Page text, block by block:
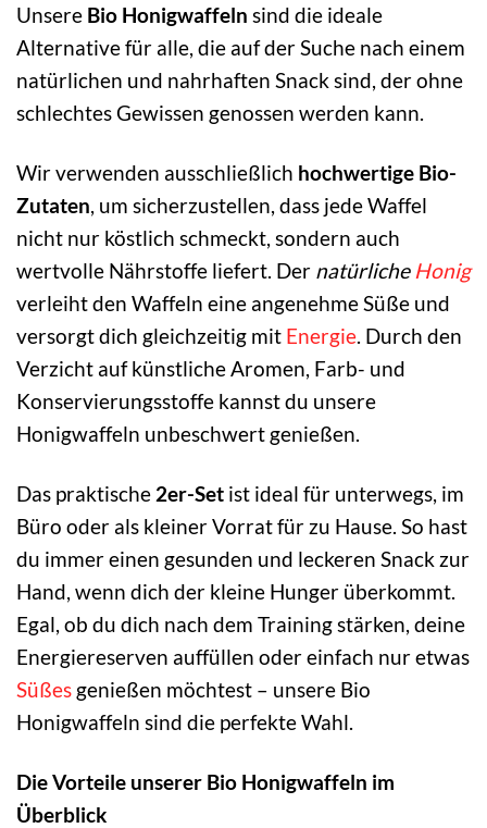
Unsere Bio Honigwaffeln sind die ideale
Alternative für alle, die auf der Suche nach einem
natürlichen und nahrhaften Snack sind, der ohne
schlechtes Gewissen genossen werden kann.
Wir verwenden ausschließlich hochwertige Bio-
Zutaten, um sicherzustellen, dass jede Waffel
nicht nur köstlich schmeckt, sondern auch
wertvolle Nährstoffe liefert. Der natürliche Honig
verleiht den Waffeln eine angenehme Süße und
versorgt dich gleichzeitig mit Energie. Durch den
Verzicht auf künstliche Aromen, Farb- und
Konservierungsstoffe kannst du unsere
Honigwaffeln unbeschwert genießen.
Das praktische 2er-Set ist ideal für unterwegs, im
Büro oder als kleiner Vorrat für zu Hause. So hast
du immer einen gesunden und leckeren Snack zur
Hand, wenn dich der kleine Hunger überkommt.
Egal, ob du dich nach dem Training stärken, deine
Energiereserven auffüllen oder einfach nur etwas
Süßes genießen möchtest – unsere Bio
Honigwaffeln sind die perfekte Wahl.
Die Vorteile unserer Bio Honigwaffeln im
Überblick